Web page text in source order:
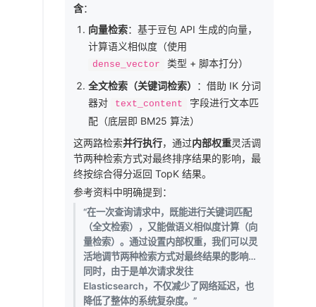
含：
向量检索：基于豆包 API 生成的向量，
计算语义相似度（使用
dense_vector
类型 + 脚本打分）
全文检索（关键词检索）
：借助 IK 分词
器对
text_content
字段进行文本匹
配（底层即 BM25 算法）
这两路检索并行执行，通过内部权重灵活调
节两种检索方式对最终排序结果的影响，最
终按综合得分返回 TopK 结果。
参考资料中明确提到：
“在一次查询请求中，既能进行关键词匹配
（全文检索），又能做语义相似度计算（向
量检索）。通过设置内部权重，我们可以灵
活地调节两种检索方式对最终结果的影响…
同时，由于是单次请求发往
Elasticsearch，不仅减少了网络延迟，也
降低了整体的系统复杂度。”